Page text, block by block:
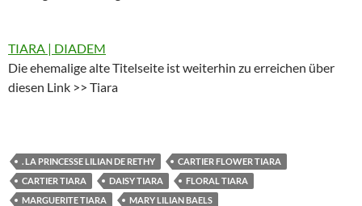
TIARA | DIADEM
Die ehemalige alte Titelseite ist weiterhin zu erreichen über
diesen Link >> Tiara
. LA PRINCESSE LILIAN DE RETHY
CARTIER FLOWER TIARA
CARTIER TIARA
DAISY TIARA
FLORAL TIARA
MARGUERITE TIARA
MARY LILIAN BAELS